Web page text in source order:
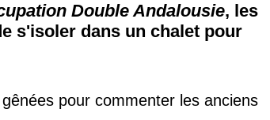
Double Andalousie, les
s'isoler dans un chalet pour
pour commenter les anciens